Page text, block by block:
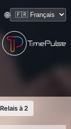
🌐
Relais à 2